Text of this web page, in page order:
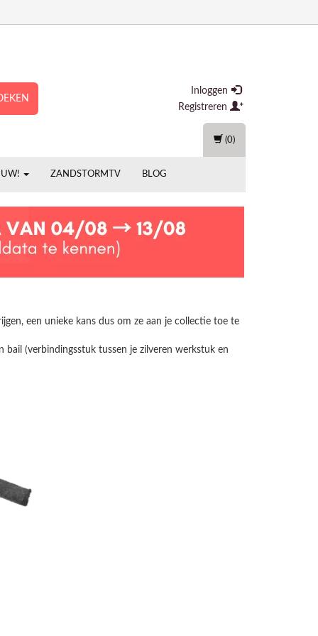
Inloggen
Registreren
ZANDSTORMTV BLOG
(0)
een unieke kans dus om ze aan je collectie toe te
(verbindingsstuk tussen je zilveren werkstuk en